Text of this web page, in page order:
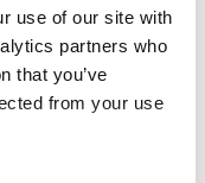
use of our site with
partners who
that you’ve
from your use